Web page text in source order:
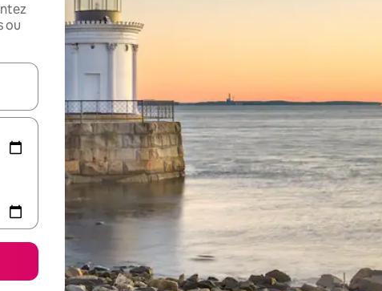
ou
vers le haut et vers le bas pour les parcourir ou en appuyant et en